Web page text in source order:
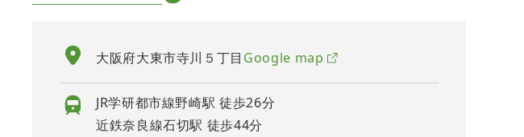
大阪府大東市寺川５丁目 Google map
JR学研都市線野崎駅 徒歩26分
近鉄奈良線石切駅 徒歩44分